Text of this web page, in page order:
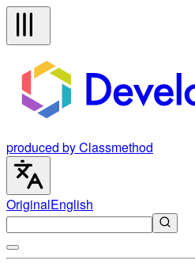
produced by Classmethod
OriginalEnglish